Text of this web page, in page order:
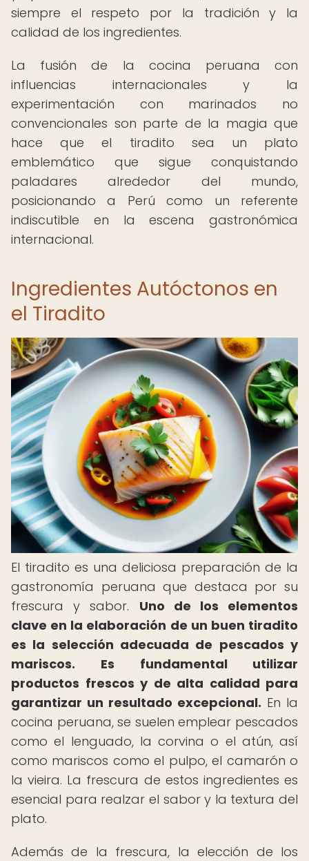
siempre el respeto por la tradición y la
calidad de los ingredientes.
La fusión de la cocina peruana con
influencias internacionales y la
experimentación con marinados no
convencionales son parte de la magia que
hace que el tiradito sea un plato
emblemático que sigue conquistando
paladares alrededor del mundo,
posicionando a Perú como un referente
indiscutible en la escena gastronómica
internacional.
Ingredientes Autóctonos en
el Tiradito
El tiradito es una deliciosa preparación de la
gastronomía peruana que destaca por su
frescura y sabor. Uno de los elementos
clave en la elaboración de un buen tiradito
es la selección adecuada de pescados y
mariscos.
Es fundamental utilizar
productos frescos y de alta calidad para
garantizar un resultado excepcional. En la
cocina peruana, se suelen emplear pescados
como el lenguado, la corvina o el atún, así
como mariscos como el pulpo, el camarón o
la vieira. La frescura de estos ingredientes es
esencial para realzar el sabor y la textura del
plato.
Además de la frescura, la elección de los